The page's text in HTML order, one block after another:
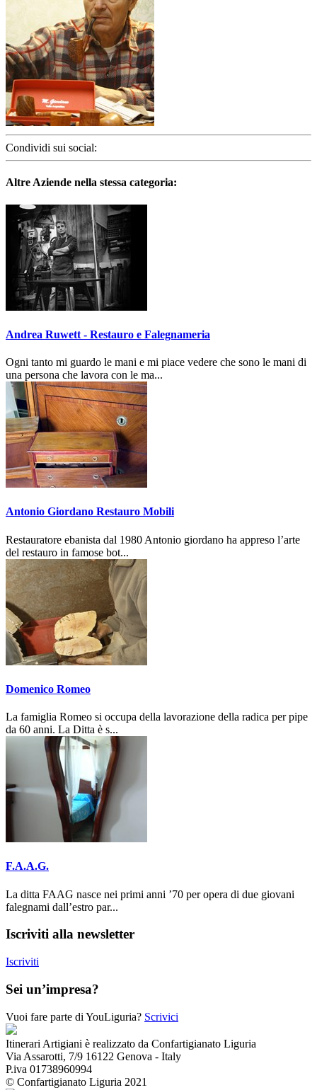
Condividi sui social:
Altre Aziende nella stessa categoria:
Andrea Ruwett - Restauro e Falegnameria
Ogni tanto mi guardo le mani e mi piace vedere che sono le mani di
una persona che lavora con le ma...
Antonio Giordano Restauro Mobili
Restauratore ebanista dal 1980 Antonio giordano ha appreso l’arte
del restauro in famose bot...
Domenico Romeo
La famiglia Romeo si occupa della lavorazione della radica per pipe
da 60 anni. La Ditta è s...
F.A.A.G.
La ditta FAAG nasce nei primi anni ’70 per opera di due giovani
falegnami dall’estro par...
Iscriviti alla newsletter
Iscriviti
Sei un’impresa?
Vuoi fare parte di YouLiguria? Scrivici
Itinerari Artigiani è realizzato da Confartigianato Liguria
Via Assarotti, 7/9 16122 Genova - Italy
P.iva 01738960994
© Confartigianato Liguria 2021